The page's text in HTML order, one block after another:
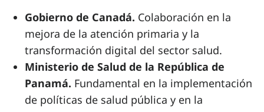
Gobierno de Canadá. Colaboración en la
mejora de la atención primaria y la
transformación digital del sector salud.
Ministerio de Salud de la República de
Panamá. Fundamental en la implementación
de políticas de salud pública y en la